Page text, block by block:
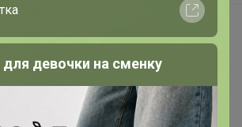
девочки на сменку